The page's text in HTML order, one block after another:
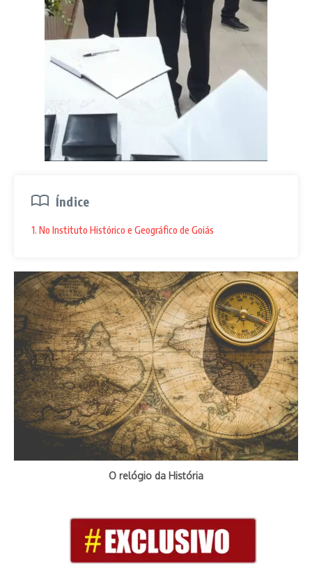
Índice
1. No Instituto Histórico e Geográfico de Goiás
O relógio da História